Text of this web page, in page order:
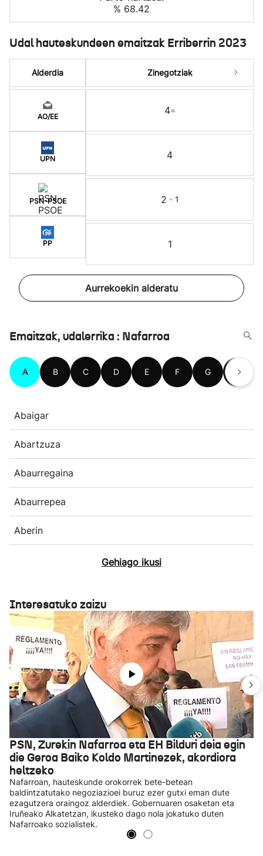
% 68.42
Udal hauteskundeen emaitzak Erriberrin 2023
Alderdia
AO/EE
UPN
PSN-PSOE
PP
Zinegotziak
4=
4
2 1
1
Aurrekoekin alderatu
Emaitzak, udalerrika : Nafarroa
A B C D E F G H
Abaigar
Abartzuza
Abaurregaina
Abaurrepea
Aberin
Gehiago ikusi
Interesatuko zaizu
PSN, Zurekin Nafarroa eta EH Bilduri deia egin
die Geroa Baiko Koldo Martinezek, akordiora
heltzeko
Nafarroan, hauteskunde orokorrek bete-betean
baldintzatutako negoziazioei buruz ezer gutxi eman dute
ezagutzera oraingoz alderdiek. Gobernuaren osaketan eta
Iruñeako Alkatetzan, ikusteko dago nola jokatuko duten
Nafarroako sozialistek.